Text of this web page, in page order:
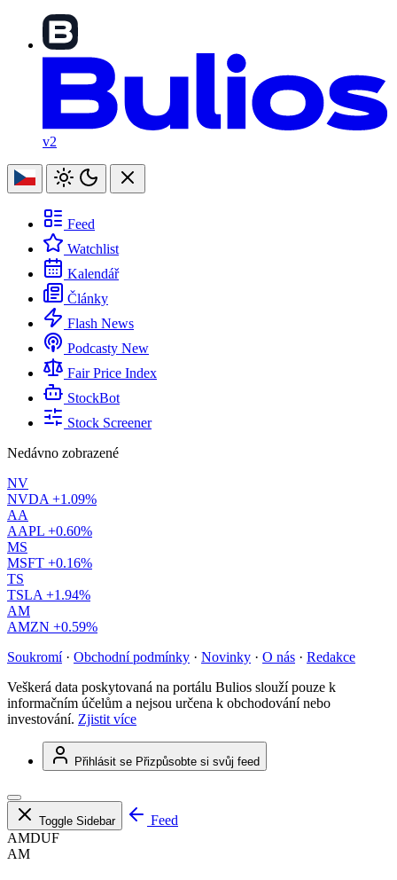
v2
Feed
Watchlist
Kalendář
Články
Flash News
Podcasty New
Fair Price Index
StockBot
Stock Screener
Nedávno zobrazené
NV
NVDA +1.09%
AA
AAPL +0.60%
MS
MSFT +0.16%
TS
TSLA +1.94%
AM
AMZN +0.59%
Soukromí · Obchodní podmínky · Novinky · O nás · Redakce
Veškerá data poskytovaná na portálu Bulios slouží pouze k
informačním účelům a nejsou určena k obchodování nebo
investování. Zjistit více
Přihlásit se Přizpůsobte si svůj feed
Toggle Sidebar
Feed
AMDUF
AM